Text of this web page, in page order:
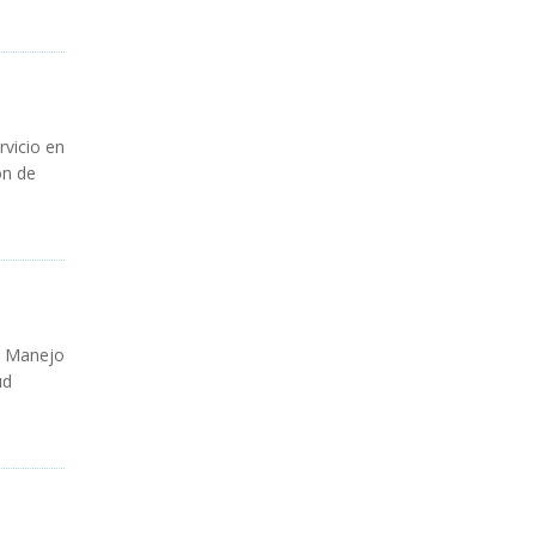
en
de
Manejo